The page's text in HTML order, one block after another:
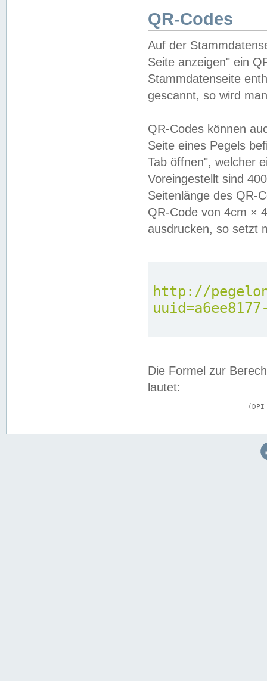
QR-Codes
Auf der
Seite anzeigen" ein
Stammdatenseite
gescannt, so wird
QR-Codes können
Seite eines Pegels
Tab öffnen", welcher
Voreingestellt sind
Seitenlänge des QR-
QR-Code von 4cm ×
ausdrucken, so setzt
http://
Die Formel zur
lautet: